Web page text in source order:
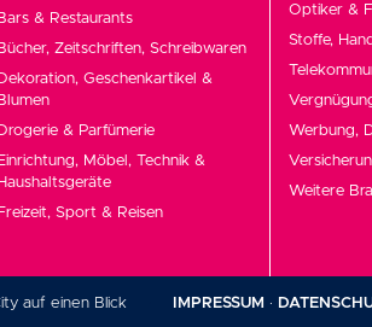
& Restaurants
Zeitschriften, Schreibwaren
Geschenkartikel &
& Parfümerie
Möbel, Technik &
Sport & Reisen
Optiker &
Stoffe,
Werbung,
Weitere
auf einen Blick IMPRESSUM ·